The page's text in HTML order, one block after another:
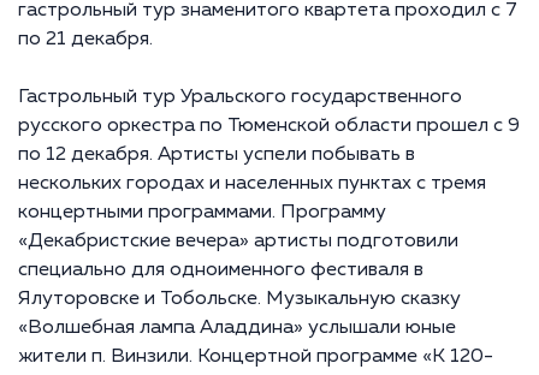
гастрольный тур знаменитого квартета проходил с 7
по 21 декабря.
Гастрольный тур Уральского государственного
русского оркестра по Тюменской области прошел с 9
по 12 декабря. Артисты успели побывать в
нескольких городах и населенных пунктах с тремя
концертными программами. Программу
«Декабристские вечера» артисты подготовили
специально для одноименного фестиваля в
Ялуторовске и Тобольске. Музыкальную сказку
«Волшебная лампа Аладдина» услышали юные
жители п. Винзили. Концертной программе «К 120-